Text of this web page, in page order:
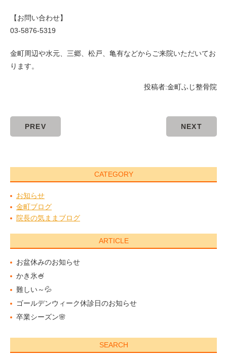
【お問い合わせ】
03-5876-5319
金町周辺や水元、三郷、松戸、亀有などからご来院いただいてお
ります。
投稿者:金町ふじ整骨院
PREV NEXT
CATEGORY
お知らせ
金町ブログ
院長の気ままブログ
ARTICLE
お盆休みのお知らせ
かき氷🍧
難しい～💦
ゴールデンウィーク休診日のお知らせ
卒業シーズン🌸
SEARCH